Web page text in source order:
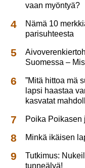
vaan myöntyä?
Nämä 10
parisuhteesta
Suomessa –
”Mitä hittoa mä
lapsi haastaa
kasvatat
Poika Poikasen
Minkä ikäisen
Tutkimus:
tunneälyä!